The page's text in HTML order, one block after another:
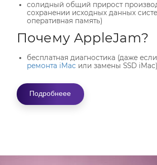
солидный общий прирост
сохранении исходных данных
оперативная память)
Почему AppleJam?
бесплатная диагностика (даже
ремонта iMac или замены SSD iMac)
гарантия — до 12 месяцев
только оригинальные
остались после замены SSD iMac
Подробнеее